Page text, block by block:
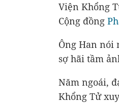
Viện Khổng
Cộng đồng
Ông Han nói
sợ hãi tầm
Năm ngoái,
Khổng Tử